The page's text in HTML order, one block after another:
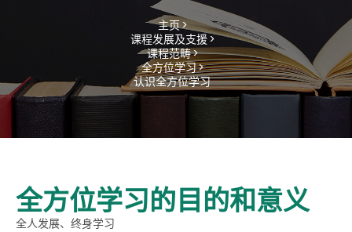
主页 >
课程发展及支援 >
课程范畴 >
全方位学习 >
认识全方位学习
全方位学习的目的和意义
全人发展、终身学习